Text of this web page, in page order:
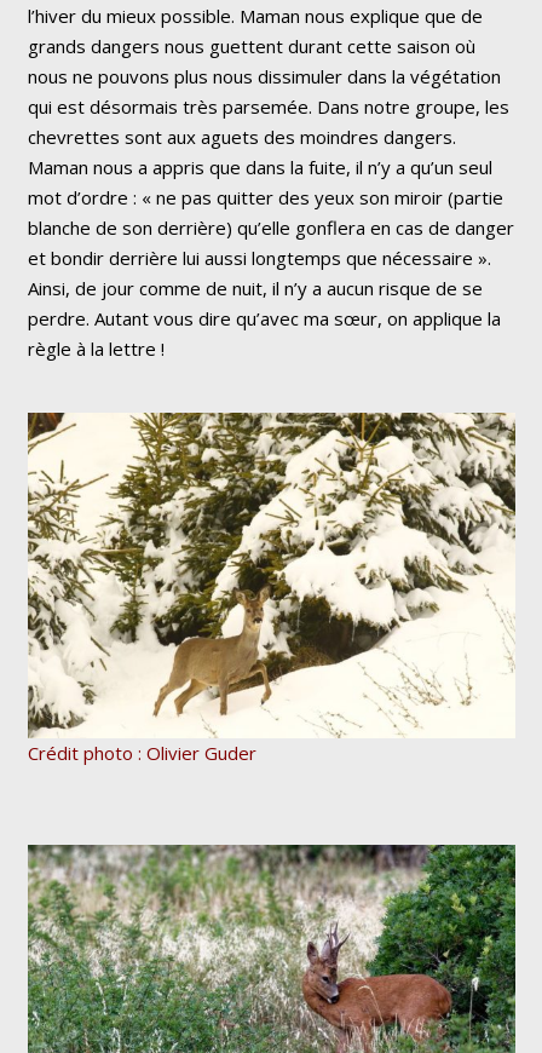
l’hiver du mieux possible. Maman nous explique que de
grands dangers nous guettent durant cette saison où
nous ne pouvons plus nous dissimuler dans la végétation
qui est désormais très parsemée. Dans notre groupe, les
chevrettes sont aux aguets des moindres dangers.
Maman nous a appris que dans la fuite, il n’y a qu’un seul
mot d’ordre : « ne pas quitter des yeux son miroir (partie
blanche de son derrière) qu’elle gonflera en cas de danger
et bondir derrière lui aussi longtemps que nécessaire ».
Ainsi, de jour comme de nuit, il n’y a aucun risque de se
perdre. Autant vous dire qu’avec ma sœur, on applique la
règle à la lettre !
Crédit photo : Olivier Guder